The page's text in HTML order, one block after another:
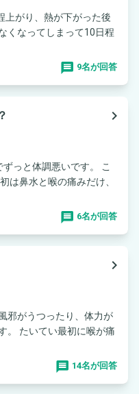
がり、熱が下がった後
くなってしまって10日程
9名が回答
navigate_next
っと体調悪いです。 こ
は鼻水と喉の痛みだけ、
6名が回答
navigate_next
邪がうつったり、体力が
が痛
14名が回答